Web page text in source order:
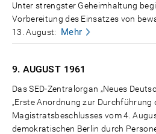
Unter strengster Geheimhaltung
Vorbereitung des Einsatzes von
13. August:
Mehr
9. AUGUST 1961
Das SED-Zentralorgan „Neues
„Erste Anordnung zur Durchführung
Magistratsbeschlusses vom 4.
demokratischen Berlin durch